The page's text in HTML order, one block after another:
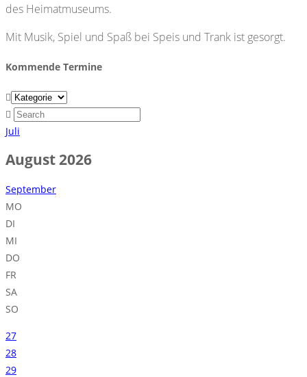
des Heimatmuseums.
Mit Musik, Spiel und Spaß bei Speis und Trank ist gesorgt.
Kommende Termine
Juli
August 2026
September
MO
DI
MI
DO
FR
SA
SO
27
28
29